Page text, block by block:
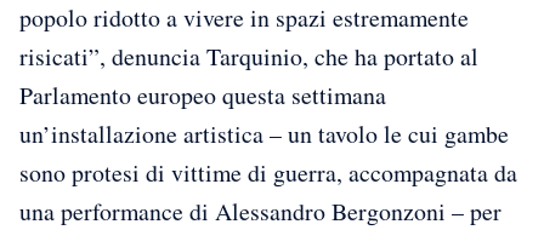
popolo ridotto a vivere in spazi estremamente
risicati”, denuncia Tarquinio, che ha portato al
Parlamento europeo questa settimana
un’installazione artistica – un tavolo le cui gambe
sono protesi di vittime di guerra, accompagnata da
una performance di Alessandro Bergonzoni – per